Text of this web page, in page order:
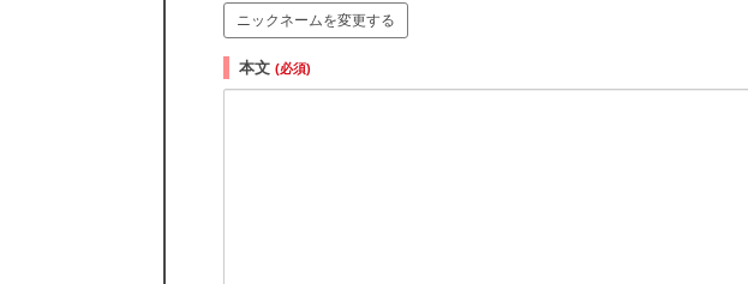
ニックネームを変更する
本文 (必須)